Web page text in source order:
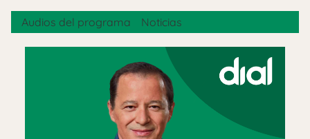
Audios del programa Noticias